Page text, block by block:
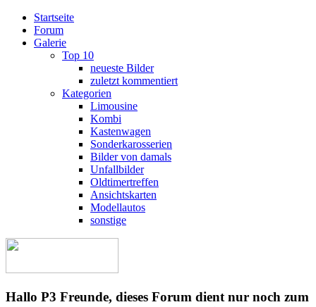
Startseite
Forum
Galerie
Top 10
neueste Bilder
zuletzt kommentiert
Kategorien
Limousine
Kombi
Kastenwagen
Sonderkarosserien
Bilder von damals
Unfallbilder
Oldtimertreffen
Ansichtskarten
Modellautos
sonstige
Hallo P3 Freunde, dieses Forum dient nur noch zum